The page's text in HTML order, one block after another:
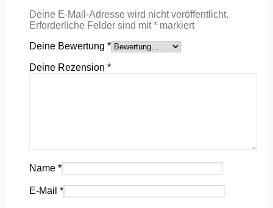
Deine E-Mail-Adresse wird nicht veröffentlicht.
Erforderliche Felder sind mit* markiert
Deine Bewertung *
Deine Rezension *
Name *
E-Mail *